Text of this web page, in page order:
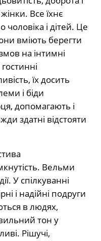
Все їхнє
і дітей. Це
вміють берегти
на інтимні
їх досить
і біди
допомагають і
здатні відстояти
Вельми
У спілкуванні
і надійні подруги
в людях,
тон у
Рішучі,